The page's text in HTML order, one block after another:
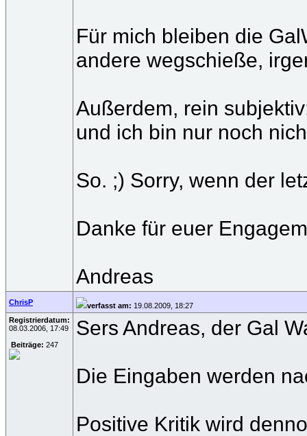
Für mich bleiben die
andere wegschieße,
Außerdem, rein
und ich bin nur noch
So. ;) Sorry, wenn der
Danke für euer
Andreas
ChrisP verfasst am: 19.08.2009, 18:27
Registrierdatum:
08.03.2006, 17:49
Beiträge: 247
Sers Andreas, der Gal
Die Eingaben werden
Positive Kritik wird